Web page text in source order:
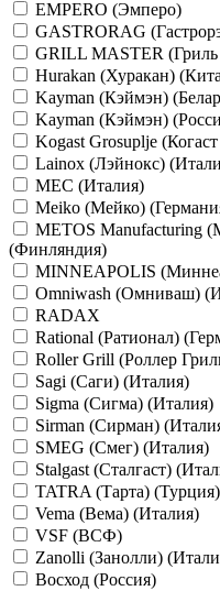
EMPERO (Эмперо)
GASTRORAG
GRILL MASTER (Гриль
Hurakan (Хуракан)
Kayman (Кэймэн)
Kayman (Кэймэн)
Kogast Grosuplje
Lainox (Лэйнокс)
MEC (Италия)
Meiko (Мейко)
METOS Manufacturing
(Финляндия)
MINNEAPOLIS
Omniwash (Омниваш)
RADAX
Rational (Ратионал)
Roller Grill (Роллер
Sagi (Саги) (Италия)
Sigma (Сигма) (Италия)
Sirman (Сирман)
SMEG (Смег) (Италия)
Stalgast (Сталгаст)
TATRA (Тарта) (Турция)
Vema (Вема) (Италия)
VSF (ВСФ)
Zanolli (Занолли)
Восход (Россия)